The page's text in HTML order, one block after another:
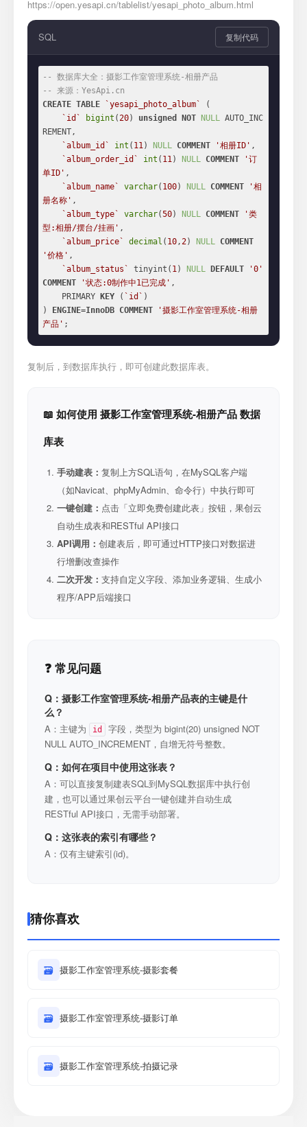
https://open.yesapi.cn/tablelist/yesapi_photo_album.html
SQL 复制代码
-- 数据库大全：摄影工作室管理系统-相册产品
-- 来源：YesApi.cn
CREATE TABLE `yesapi_photo_album`
(
`id`
bigint (20) unsigned NOT NULL AUTO_INC
REMENT,
`album_id`
int ( 11) NULL COMMENT '相册ID' ,
`album_order_id`
int ( 11) NULL COMMENT
'订
单ID' ,
`album_name`
varchar( 100) NULL COMMENT
'相
册名称' ,
`album_type`
varchar(50) NULL COMMENT
'类
型:相册/摆台/挂画' ,
`album_price`
decimal ( 10,2) NULL COMMENT
'价格' ,
`album_status`
tinyint( 1) NULL DEFAULT
'0'
COMMENT
'状态:0制作中1已完成' ,
    PRIMARY
KEY ( `id` )
)
ENGINE=InnoDB COMMENT
'摄影工作室管理系统-相册
产品' ;
复制后，到数据库执行，即可创建此数据库表。
📖 如何使用 摄影工作室管理系统-相册产品 数据
库表
手动建表： 复制上方SQL语句，在MySQL客户端
（如Navicat、phpMyAdmin、命令行）中执行即可
一键创建： 点击「立即免费创建此表」按钮，果创云
自动生成表和RESTful API接口
API调用： 创建表后，即可通过HTTP接口对数据进
行增删改查操作
二次开发： 支持自定义字段、添加业务逻辑、生成小
程序/APP后端接口
❓ 常见问题
Q：摄影工作室管理系统-相册产品表的主键是什
么？
A：主键为 id
字段，类型为 bigint(20) unsigned NOT
NULL AUTO_INCREMENT，自增无符号整数。
Q：如何在项目中使用这张表？
A：可以直接复制建表SQL到MySQL数据库中执行创
建，也可以通过果创云平台一键创建并自动生成
RESTful API接口，无需手动部署。
Q：这张表的索引有哪些？
A：仅有主键索引(id)。
猜你喜欢
🗃 摄影工作室管理系统-摄影套餐
🗃 摄影工作室管理系统-摄影订单
🗃 摄影工作室管理系统-拍摄记录